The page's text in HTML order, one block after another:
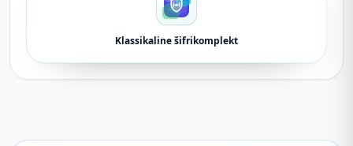
Klassikaline šifrikomplekt